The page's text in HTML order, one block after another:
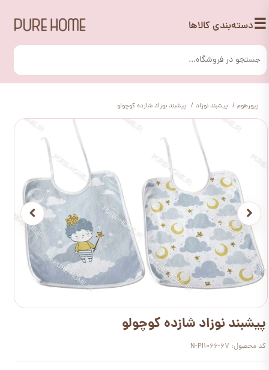
☰دسته‌بندی کالاها
پیورهوم پیشبند نوزاد پیشبند نوزاد شازده کوچولو
پیشبند نوزاد شازده کوچولو
کد محصول: N-PI1066-67